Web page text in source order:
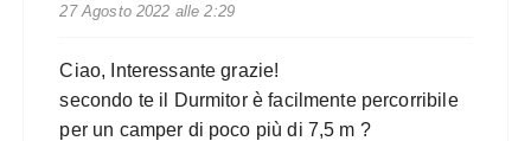
27 Agosto 2022 alle 2:29
Ciao, Interessante grazie!
secondo te il Durmitor è facilmente percorribile
per un camper di poco più di 7,5 m ?